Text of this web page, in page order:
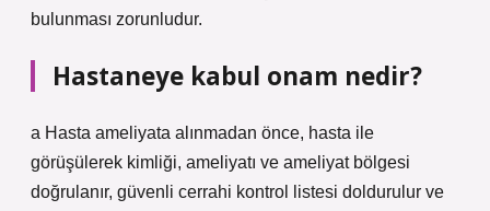
bulunması zorunludur.
Hastaneye kabul onam nedir?
a Hasta ameliyata alınmadan önce, hasta ile
görüşülerek kimliği, ameliyatı ve ameliyat bölgesi
doğrulanır, güvenli cerrahi kontrol listesi doldurulur ve